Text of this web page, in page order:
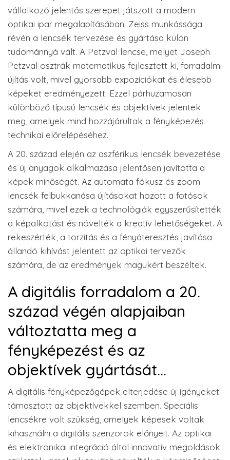
vállalkozó jelentős szerepet játszott a modern
optikai ipar megalapításában. Zeiss munkássága
révén a lencsék tervezése és gyártása külön
tudománnyá vált. A Petzval lencse, melyet Joseph
Petzval osztrák matematikus fejlesztett ki, forradalmi
újítás volt, mivel gyorsabb expozíciókat és élesebb
képeket eredményezett. Ezzel párhuzamosan
különböző típusú lencsék és objektívek jelentek
meg, amelyek mind hozzájárultak a fényképezés
technikai előrelépéséhez.
A 20. század elején az aszférikus lencsék bevezetése
és új anyagok alkalmazása jelentősen javította a
képek minőségét. Az automata fókusz és zoom
lencsék felbukkanása újításokat hozott a fotósok
számára, mivel ezek a technológiák egyszerűsítették
a képalkotást és növelték a kreatív lehetőségeket. A
rekeszérték, a torzítás és a fényáteresztés javítása
állandó kihívást jelentett az optikai tervezők
számára, de az eredmények magukért beszéltek.
A digitális forradalom a 20.
század végén alapjaiban
változtatta meg a
fényképezést és az
objektívek gyártását…
A digitális fényképezőgépek elterjedése új igényeket
támasztott az objektívekkel szemben. Speciális
lencsékre volt szükség, amelyek képesek voltak
kihasználni a digitális szenzorok előnyeit. Az optikai
és elektronikai integráció által innovatív megoldások